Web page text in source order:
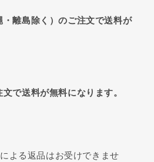
離島除く）のご注文で送料が
で送料が無料になります。
よる返品はお受けできませ